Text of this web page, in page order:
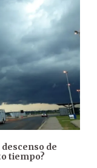
de
tiempo?